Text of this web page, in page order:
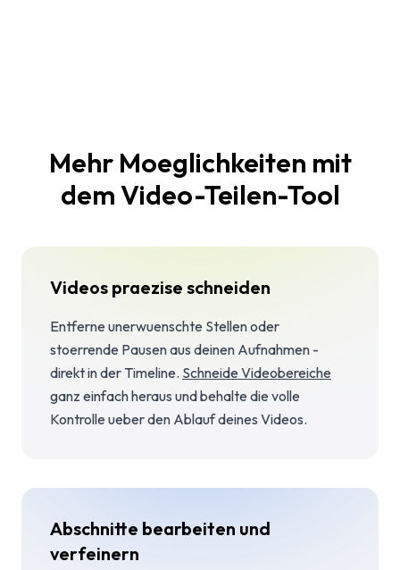
Mehr Moeglichkeiten mit
dem Video-Teilen-Tool
Videos praezise schneiden
Entferne unerwuenschte Stellen oder
stoerrende Pausen aus deinen Aufnahmen -
direkt in der Timeline. Schneide Videobereiche
ganz einfach heraus und behalte die volle
Kontrolle ueber den Ablauf deines Videos.
Abschnitte bearbeiten und
verfeinern